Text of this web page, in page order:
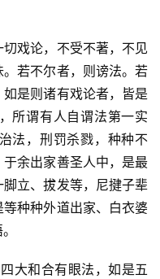
戏论，不受不著，不见
若不尔者，则谤法。若
是则诸有戏论者，皆是
所谓有人自谓法第一实
法，刑罚杀戮，种种不
余出家善圣人中，是最
立、拔发等，尼揵子辈
种种外道出家、白衣婆
大和合有眼法，如是五